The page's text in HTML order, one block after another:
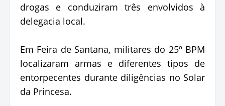
drogas e conduziram três envolvidos à
delegacia local.
Em Feira de Santana, militares do 25º BPM
localizaram armas e diferentes tipos de
entorpecentes durante diligências no Solar
da Princesa.